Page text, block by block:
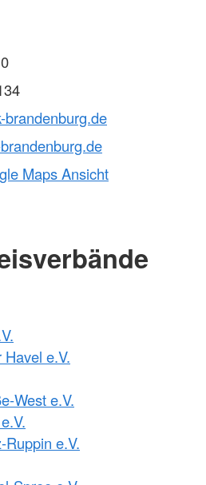
brandenburg.de
Maps Ansicht
e.V.
West e.V.
e.V.